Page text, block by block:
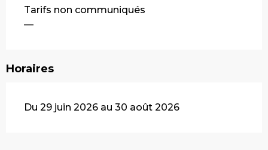
Tarifs non communiqués
—
Horaires
Du 29 juin 2026 au 30 août 2026